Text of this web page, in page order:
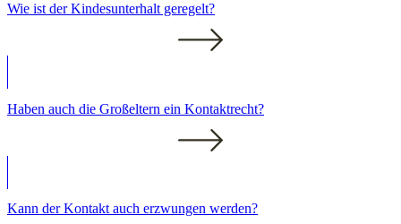
Wie ist der Kindesunterhalt geregelt?
Haben auch die Großeltern ein Kontaktrecht?
Kann der Kontakt auch erzwungen werden?